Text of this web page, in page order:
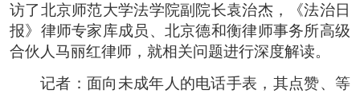
访了北京师范大学法学院副院长袁治杰，《法治日
报》律师专家库成员、北京德和衡律师事务所高级
合伙人马丽红律师，就相关问题进行深度解读。
记者：面向未成年人的电话手表，其点赞、等